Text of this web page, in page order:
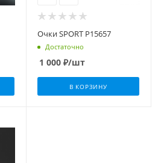
Очки SPORT P15657
Достаточно
1 000₽/шт
В КОРЗИНУ